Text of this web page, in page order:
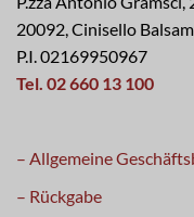
20092, Cinisello
P.I. 02169950967
Tel. 02 660 13 100
– Allgemeine
– Rückgabe